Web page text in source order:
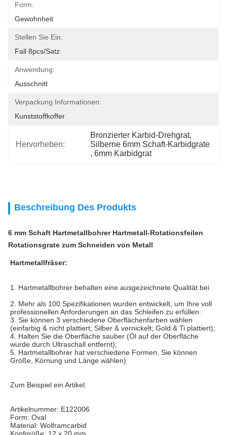
Form:
Gewohnheit
Stellen Sie Ein:
Fall 8pcs/Satz
Anwendung:
Ausschnitt
Verpackung Informationen:
Kunststoffkoffer
Hervorheben:
Bronzierter Karbid-Drehgrat,
Silberne 6mm Schaft-Karbidgrate
, 6mm Karbidgrat
Beschreibung Des Produkts
6 mm Schaft Hartmetallbohrer Hartmetall-Rotationsfeilen
Rotationsgrate zum Schneiden von Metall
Hartmetallfräser:
1. Hartmetallbohrer behalten eine ausgezeichnete Qualität bei
2. Mehr als 100 Spezifikationen wurden entwickelt, um Ihre voll
professionellen Anforderungen an das Schleifen zu erfüllen.
3. Sie können 3 verschiedene Oberflächenfarben wählen
(einfarbig & nicht plattiert; Silber & vernickelt; Gold & Ti plattiert);
4. Halten Sie die Oberfläche sauber (Öl auf der Oberfläche
wurde durch Ultraschall entfernt);
5. Hartmetallbohrer hat verschiedene Formen, Sie können
Größe, Körnung und Länge wählen)
Zum Beispiel ein Artikel:
Artikelnummer: E122006
Form: Oval
Material: Wolframcarbid